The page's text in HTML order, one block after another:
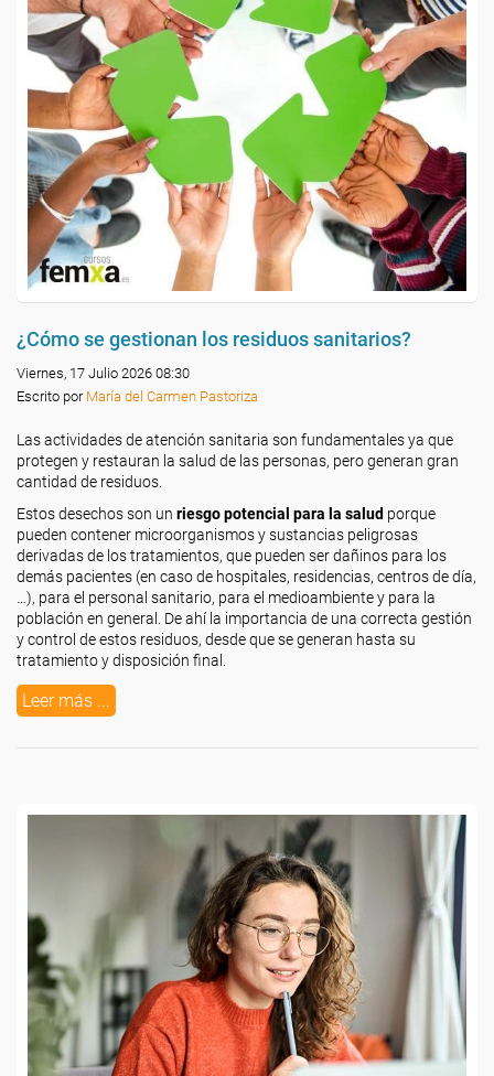
¿Cómo se gestionan los residuos sanitarios?
Viernes, 17 Julio 2026 08:30
Escrito por María del Carmen Pastoriza
Las actividades de atención sanitaria son fundamentales ya que
protegen y restauran la salud de las personas, pero generan gran
cantidad de residuos.
Estos desechos son un riesgo potencial para la salud porque
pueden contener microorganismos y sustancias peligrosas
derivadas de los tratamientos, que pueden ser dañinos para los
demás pacientes (en caso de hospitales, residencias, centros de día,
…), para el personal sanitario, para el medioambiente y para la
población en general. De ahí la importancia de una correcta gestión
y control de estos residuos, desde que se generan hasta su
tratamiento y disposición final.
Leer más ...